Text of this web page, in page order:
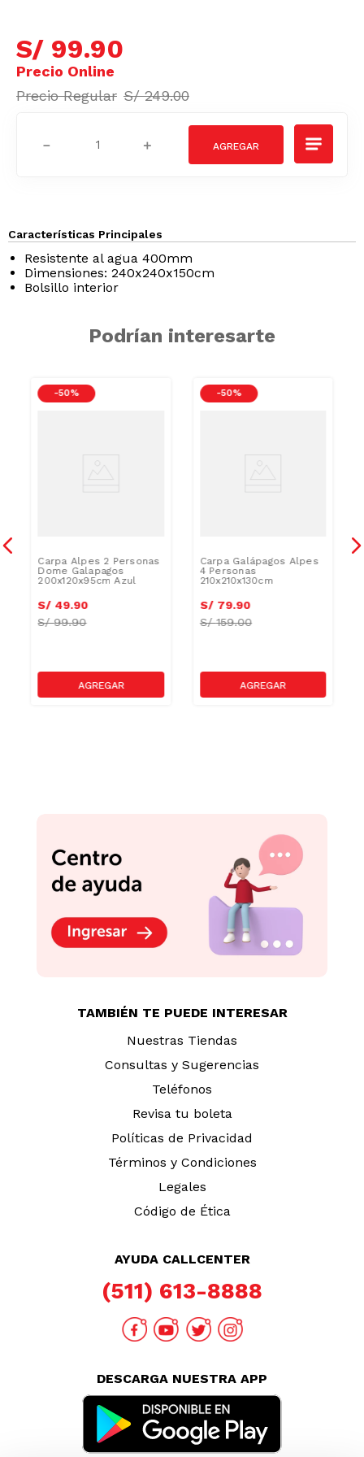
S/ 99.90
S/ 249.00
＋
－
Características Principales
Resistente al agua 400mm
Dimensiones: 240x240x150cm
Bolsillo interior
Podrían interesarte
-50 %
Carpa Alpes 2 Personas
Dome Galapagos
200x120x95cm Azul
S/ 49.90
S/99.90
-50 %
Carpa Galápagos Alpes
4 Personas
210x210x130cm
S/ 79.90
S/159.00
TAMBIÉN TE PUEDE INTERESAR
Nuestras Tiendas
Consultas y Sugerencias
Teléfonos
Revisa tu boleta
Políticas de Privacidad
Términos y Condiciones
Legales
Código de Ética
AYUDA CALLCENTER
(511) 613-8888
DESCARGA NUESTRA APP